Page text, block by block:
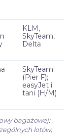
KLM,
SkyTeam,
Delta
SkyTeam
(Pier F);
easyJet i
tani (H/M)
bagażowej;
lotów,